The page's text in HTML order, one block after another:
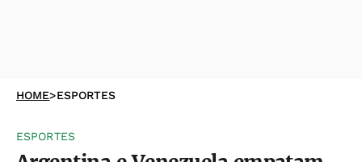
HOME>ESPORTES
ESPORTES